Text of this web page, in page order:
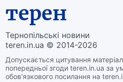
терен
Тернопільські новини
teren.in.ua © 2014-2026
Допускається цитування
попередньої згоди teren.in.ua за
обов'язкового посилання на